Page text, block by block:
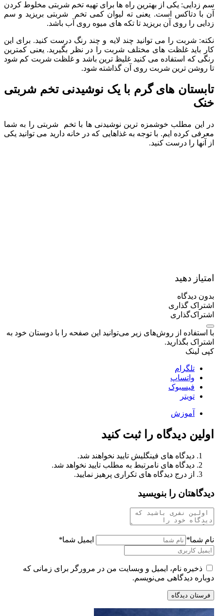
سم زدایی: یکی از بهترین راه ها برای تهیه تخم شربتی مخلوط کردن
آن با دتاکس است. یعنی ته لیوان کمی تخم شربتی بریزید و سم
زدایی را روی آن بریزید تا تکه های میوه روی آب باشد.
نکته: شربت را می توانید چند لایه و چند رنگ درست کنید. برای این
کار باید غلظت های مختلف شربت را در نظر بگیرید. یعنی کمترین
رنگی که استفاده می کنید غلیظ ترین باشد و غلظت شربت کم شود
تا روشن ترین شربت روی آن گذاشته شود.
تابستان های گرم با یک نوشیدنی تخم شربتی
خنک
در این مطلب خوشمزه ترین نوشیدنی ها با تخم شربتی را به شما
معرفی کرده ایم. با توجه به غذاهایی که در خانه دارید می توانید یکی
از آنها را درست کنید.
امتیاز دهید
بدون دیدگاه
اشتراک گذاری
اشتراک‌گذاری
با استفاده از روش‌های زیر می‌توانید این صفحه را با دوستان خود به
اشتراک بگذارید.
کپی لینک
تلگرام
واتساپ
فیسبوک
تویتر
آموزش
اولین دیدگاه را ثبت کنید
دیدگاه های فینگلیش تایید نخواهند شد.
دیدگاه های نامرتبط به مطلب تایید نخواهد شد.
از درج دیدگاه های تکراری پرهیز نمایید.
دیدگاهتان را بنویسید
نام شما* ایمیل شما*
ذخیره نام، ایمیل و وبسایت من در مرورگر برای زمانی که
دوباره دیدگاهی می‌نویسم.